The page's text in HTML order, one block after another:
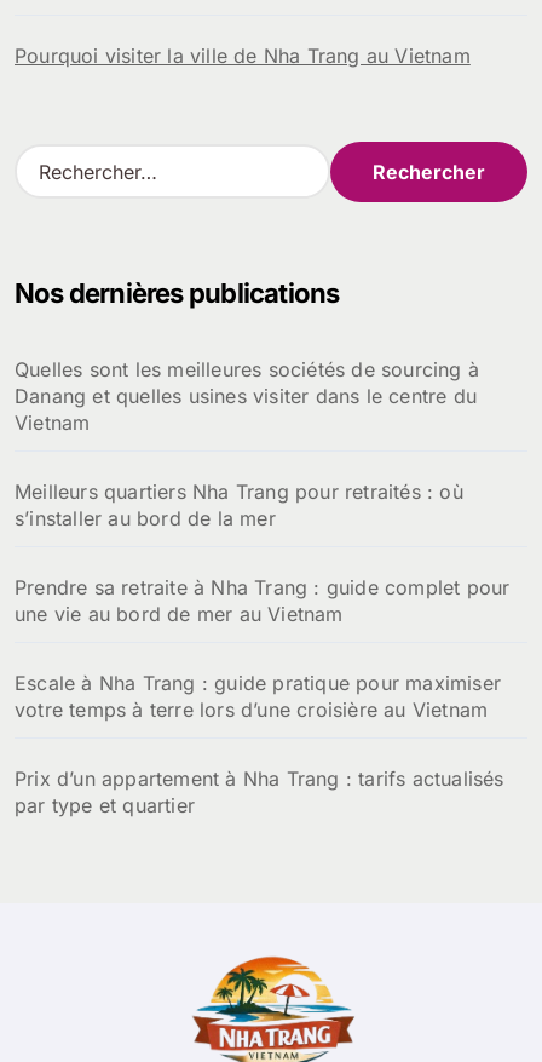
Pourquoi visiter la ville de Nha Trang au Vietnam
R
e
r
e
r
Nos dernières publications
Quelles sont les meilleures sociétés de sourcing à
Danang et quelles usines visiter dans le centre du
Vietnam
Meilleurs quartiers Nha Trang pour retraités : où
s’installer au bord de la mer
Prendre sa retraite à Nha Trang : guide complet pour
une vie au bord de mer au Vietnam
Escale à Nha Trang : guide pratique pour maximiser
votre temps à terre lors d’une croisière au Vietnam
Prix d’un appartement à Nha Trang : tarifs actualisés
par type et quartier